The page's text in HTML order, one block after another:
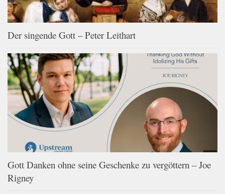
Der singende Gott – Peter Leithart
Gott Danken ohne seine Geschenke zu vergöttern – Joe
Rigney